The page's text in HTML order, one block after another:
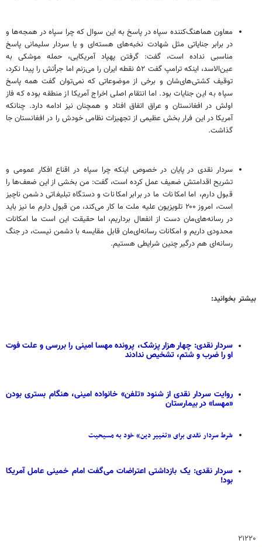
معاون هماهنگ‌کننده سپاه در پاسخ به این سوال که چرا سپاه در همجه‌ها و
در برابر جنایاتی مثل شهادت نخبه‌های هسته‌ای و یا سردار سلیمانی پاسخ
مناسبی نداده است، گفت: گرفتن پهپاد آمریکایی، حمله موشکی به
عین‌الاسد، اینکه ترامپ گفت ۵۲ نقطه ایران را می‌زنم اما جرأتش را پیدا نکرد،
توقیف کشتی‌های‌شان و برخی از موضوعاتی که نمی‌توان گفت همه پاسخ
سپاه به این جنایات بود. اما انتقام اصلی اخراج آمریکا از منطقه بوده که فاز
اولش در افغانستان و عراق اتفاق افتاد و همچنان نیز ادامه دارد. چنانکه
آمریکا در این فرار بخش عظیمی از تجهیزات نظامی خودش را در افغانستان جا
گذاشت.
سردار نقدی در پایان در خصوص اینکه چرا سپاه در اقناع افکار عمومی و
تشریح اقدامتش ضعیف عمل کرده است، گفت: من بخشی از این ضعف‌ها را
قبول دارم، اما امکانات ما در برابر امکانات و دستگاه تبلیغاتی دشمن ناچیز
است، امروز ۲۰۰ تلویزیون علیه ملت ما کار می‌کند، من قبول دارم ما نیز باید
در رسانه‌های‌مان دست از انفعال برداریم، اما حقیقت این است ما امکانات
محدودی داریم و امکانات رسانه‌ای‌مان قابل مقایسه با دشمن نیست، در جنگ
رسانه‌ای هم درگیر چنین شرایطی هستیم.
بیشتر بخوانید:
سردار نقدی: چهار هزار پزشک، پرونده مهسا امینی را بررسی و علت فوت
او را ضرب و شتم، تشخیص ندادند
روایت سردار نقدی از شنود «تلفن» خانواده امینی، هنگام بستری بودن
«مهسا» در بیمارستان
شرط سردار نقدی برای «تغییر دین» خود به مسیحیت
سردار نقدی: یک بازداشتی اعتراضات می‌گفت امام خمینی عامل آمریکا
بود!
۲۱۲۲۰